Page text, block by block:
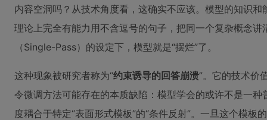
内容空洞吗？从技术角度看，这确实不应该。模型的知识
理论上完全有能力用不含逗号的句子，把同一个复杂概念
（Single-Pass）的设定下，模型就是“摆烂”了。
这种现象被研究者称为“约束诱导的回答崩溃”。它的技术价
令微调方法可能存在的本质缺陷：模型学会的或许不是一种
度耦合于特定“表面形式模板”的“条件反射”。一旦这个模板